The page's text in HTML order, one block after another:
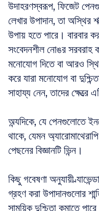
উদাহরণস্বরূপ, ফিজেট
লেখার উপাদান, তা অস্থির
উপায় হতে পারে। বারবার
সংবেদনশীল নোঙর সরবরাহ
মনোযোগ দিতে বা আরও
করে যারা মনোযোগ বা
সাহায্য নেন, তাদের ক্ষেত্রে
অন্যদিকে, যে পেনগুলোতে
থাকে, যেমন
পেছনের বিজ্ঞানটি ভিন্ন।
কিছু গবেষণা অনুযায়ী
গ্রহণ করা উপাদানগুলোর
সাময়িক দুশ্চিন্তা কমাতে